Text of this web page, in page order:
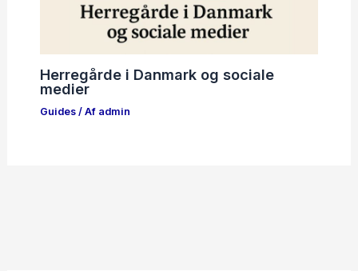
Herregårde i Danmark og sociale
medier
Guides/ Af admin